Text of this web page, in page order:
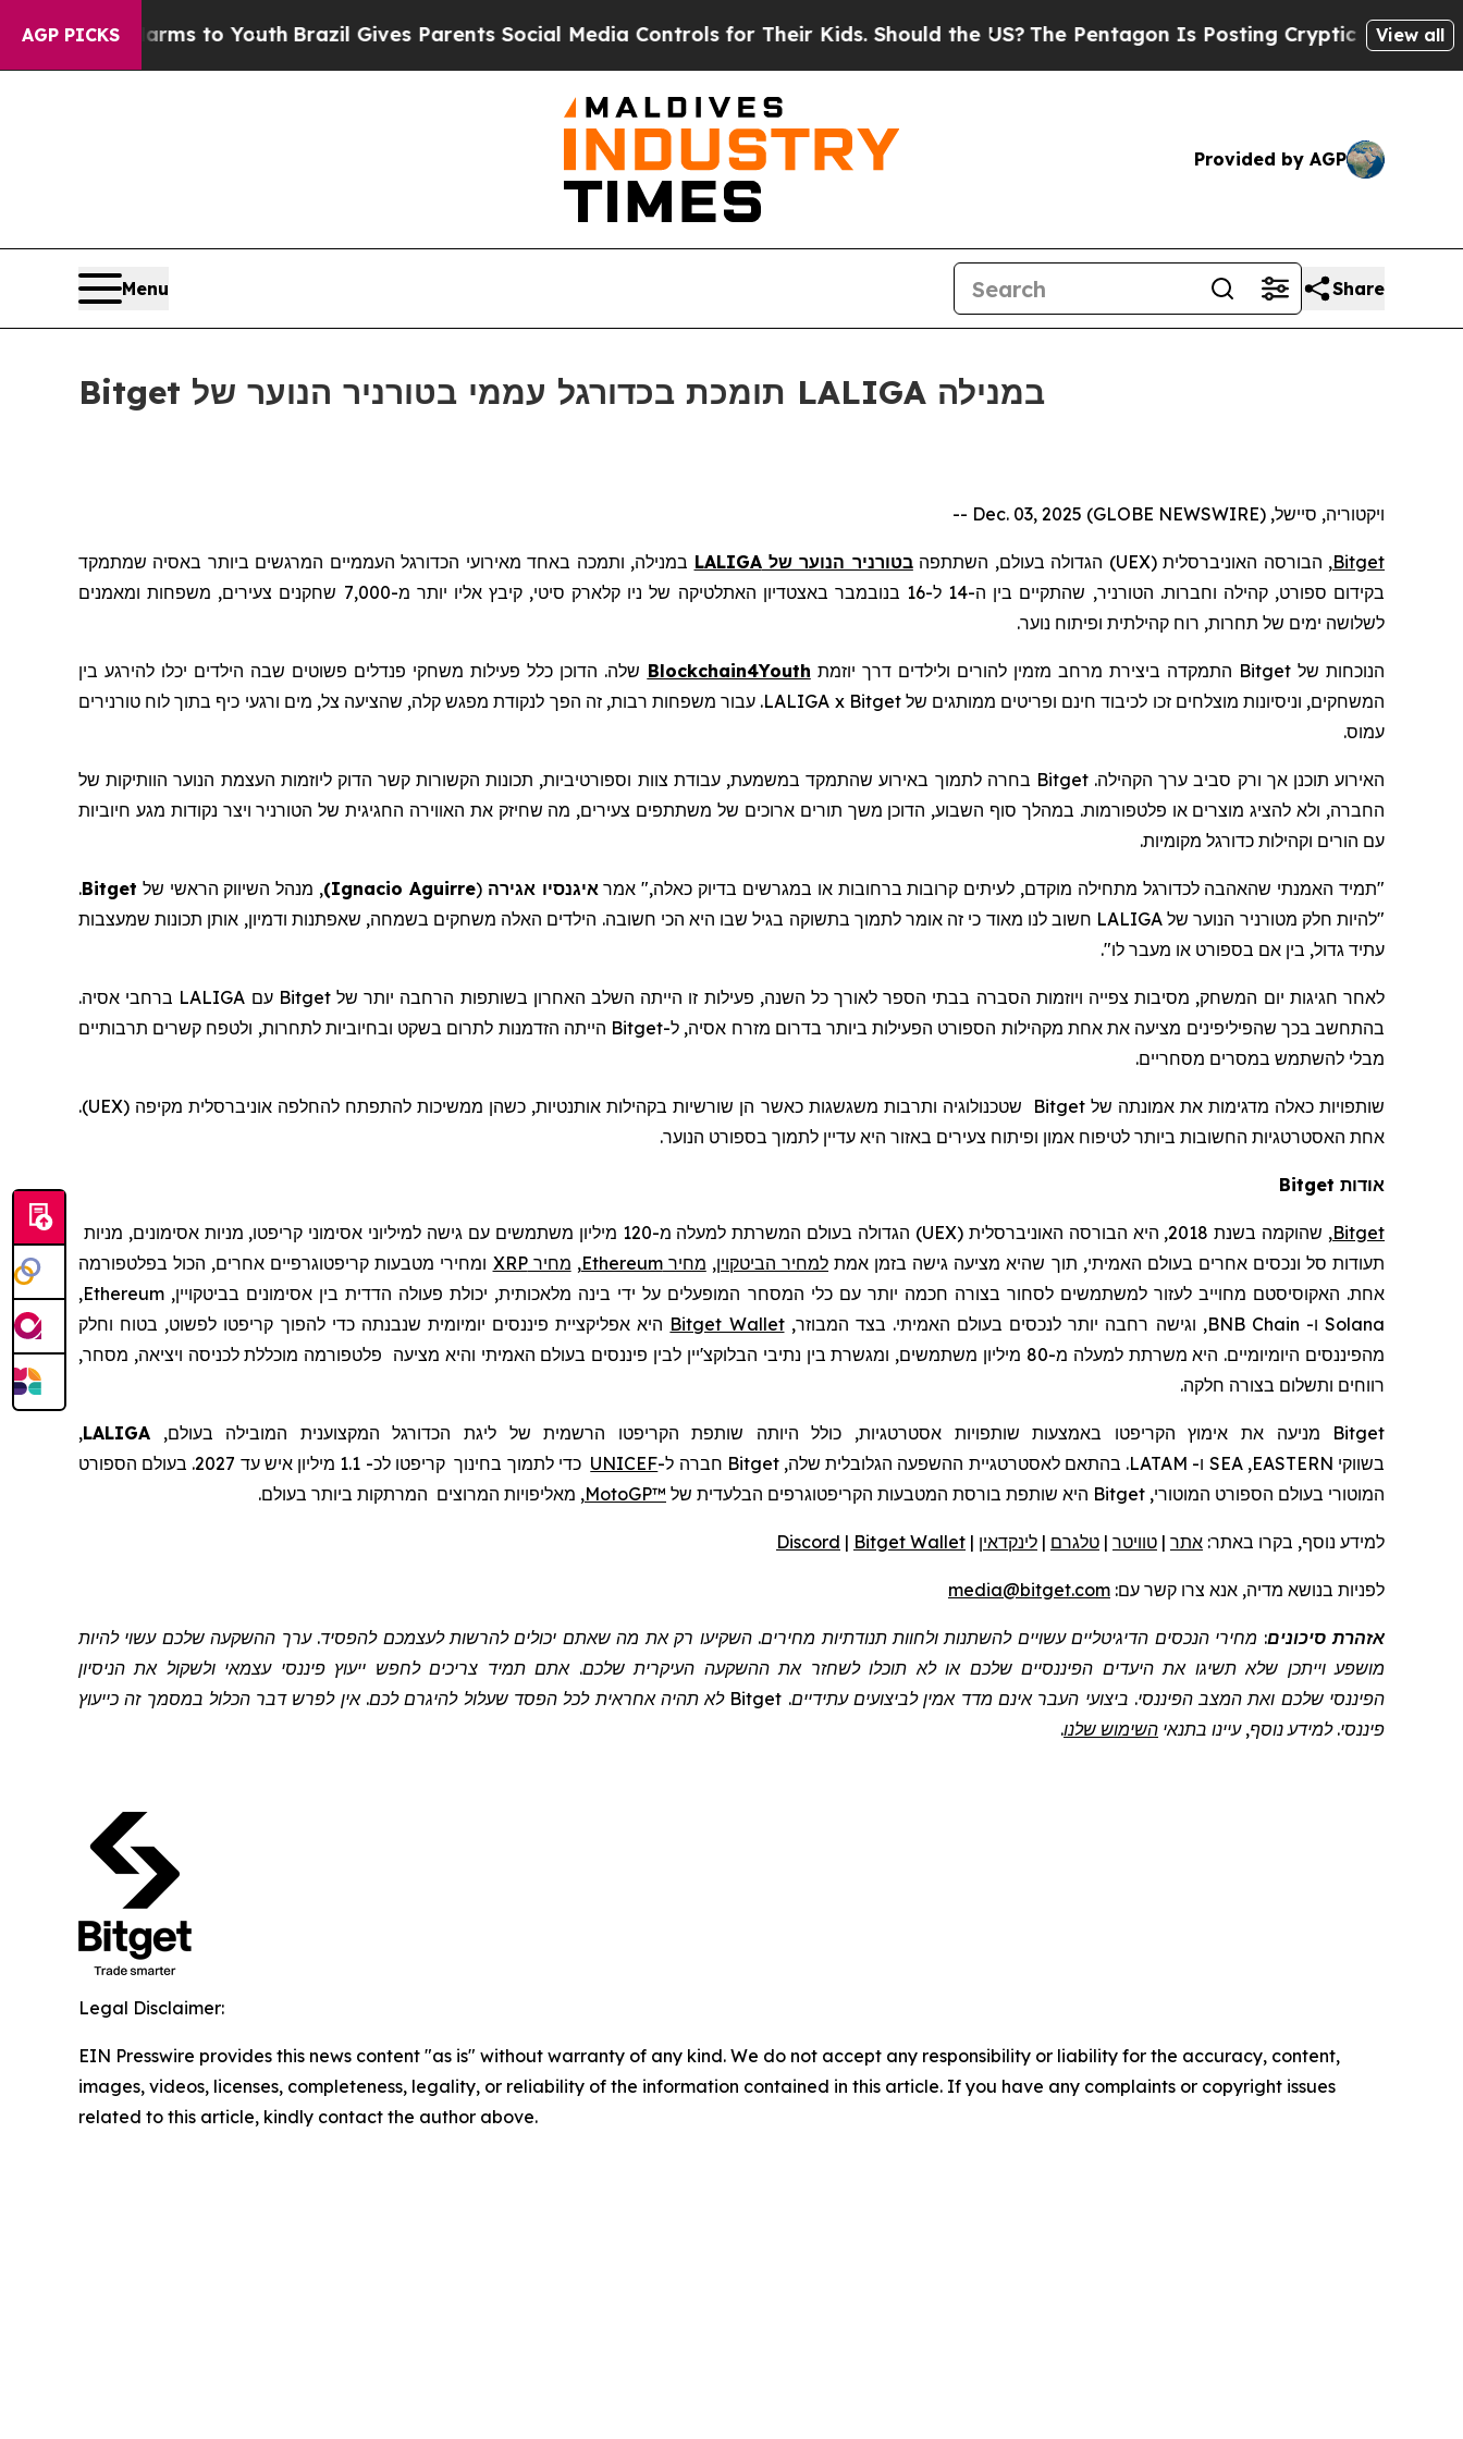
AGP PICKSHarms to YouthBrazil Gives Parents Social Media Controls for Their Kids. Should the US?The Pentagon Is Posting Cryptic Biblical View all
Provided by AGP
Menu Share
Bitget תומכת בכדורגל עממי בטורניר הנוער של LALIGA במנילה
ויקטוריה, סיישל, Dec. 03, 2025 (GLOBE NEWSWIRE) --
Bitget, הבורסה האוניברסלית (UEX) הגדולה בעולם, השתתפהבטורניר הנוער שלLALIGA במנילה, ותמכה באחד מאירועי הכדורגל העממיים המרגשים ביותר באסיה שמתמקד
בקידום ספורט, קהילה וחברות. הטורניר, שהתקיים בין ה-14 ל-16 בנובמבר באצטדיון האתלטיקה של ניו קלארק סיטי, קיבץ אליו יותר מ-7,000 שחקנים צעירים, משפחות ומאמנים
לשלושה ימים של תחרות, רוח קהילתית ופיתוח נוער.
הנוכחות שלBitget התמקדה ביצירת מרחב מזמין להורים ולילדים דרך יוזמת Blockchain4Youth שלה. הדוכן כלל פעילות משחקי פנדלים פשוטים שבה הילדים יכלו להירגע בין
המשחקים, וניסיונות מוצלחים זכו לכיבוד חינם ופריטים ממותגים של LALIGA x Bitget. עבור משפחות רבות, זה הפך לנקודת מפגש קלה, שהציעה צל, מים ורגעי כיף בתוך לוח טורנירים
עמוס.
האירוע תוכנן אך ורק סביב ערך הקהילה. Bitget בחרה לתמוך באירוע שהתמקד במשמעת, עבודת צוות וספורטיביות, תכונות הקשורות קשר הדוק ליוזמות העצמת הנוער הוותיקות של
החברה, ולא להציג מוצרים או פלטפורמות. במהלך סוף השבוע, הדוכן משך תורים ארוכים של משתתפים צעירים, מה שחיזק את האווירה החגיגית של הטורניר ויצר נקודות מגע חיוביות
עם הורים וקהילות כדורגל מקומיות.
"תמיד האמנתי שהאהבה לכדורגל מתחילה מוקדם, לעיתים קרובות ברחובות או במגרשים בדיוק כאלה," אמראיגנסיו אגירה (
Ignacio Aguirre
)
, מנהלהשיווק הראשי של Bitget
.
"להיות חלק מטורניר הנוער של LALIGA חשוב לנו מאוד כי זה
אומרלתמוך בתשוקה בגיל שבו היא הכי חשובה. הילדים האלה משחקים בשמחה, שאפתנות ודמיון, אותן תכונות שמעצבות
עתיד גדול, בין אם בספורט או מעבר לו".
לאחר חגיגות יום המשחק, מסיבות צפייה ויוזמות הסברה בבתי הספר לאורך כל השנה, פעילות זו הייתה השלב האחרון בשותפות הרחבה יותר שלBitget עם LALIGA ברחבי אסיה.
בהתחשב בכך שהפיליפינים מציעה את אחת מקהילות הספורט הפעילות ביותר בדרום מזרח אסיה, ל-Bitget הייתה הזדמנות לתרום בשקט ובחיוביות לתחרות, ולטפח קשרים תרבותיים
מבלי להשתמש במסרים מסחריים.
שותפויות כאלה מדגימות את אמונתה שלBitget
שטכנולוגיה ותרבות משגשגות כאשר הן שורשיות בקהילות אותנטיות, כשהן ממשיכות להתפתח להחלפה אוניברסלית מקיפה (UEX).
אחת האסטרטגיות החשובות ביותר לטיפוח אמון ופיתוח צעירים באזור היא עדיין לתמוך בספורט הנוער.
אודות Bitget
Bitget
, שהוקמה בשנת 2018, היא הבורסה האוניברסלית ( UEX
) הגדולה בעולם המשרתת למעלה מ-120
מיליון משתמשים עם גישה למיליוני אסימוני קריפטו, מניות אסימונים, מניות
תעודות סל ונכסים אחרים בעולם האמיתי, תוך שהיא מציעה גישה בזמן אמת למחיר הביטקוין, מחיר Ethereum , מחיר XRP
ומחירי מטבעות קריפטוגרפיים אחרים, הכול בפלטפורמה
אחת. האקוסיסטם מחוייב לעזור למשתמשים לסחור בצורה חכמה יותר עם כלי המסחר המופעלים על ידי בינה מלאכותית, יכולת פעולה הדדית בין אסימונים בביטקויין, Ethereum
,
Solana ו- BNB Chain, וגישה רחבה יותר לנכסים בעולם האמיתי. בצד המבוזר,Bitget Wallet היא אפליקציית פיננסים יומיומית שנבנתה כדי להפוך קריפטו לפשוט, בטוח וחלק
מהפיננסים היומיומיים. היא משרתת למעלה מ-80 מיליון משתמשים, ומגשרת בין נתיבי הבלוקצ'יין לבין פיננסים בעולם האמיתי והיא מציעה פלטפורמה מוכללת לכניסה ויציאה, מסחר,
רווחים ותשלום בצורה חלקה.
Bitget מניעה את אימוץ הקריפטו באמצעות שותפויות אסטרטגיות, כולל היותה שותפת הקריפטו הרשמית של ליגת הכדורגל המקצוענית המובילה בעולם, LALIGA
,
בשווקי EASTERN
,
SEA ו- LATAM
. בהתאם לאסטרטגיית ההשפעה הגלובלית שלה, Bitget חברה ל-UNICEF כדי לתמוך בחינוך קריפטו לכ- 1.1 מיליון איש עד 2027.
בעולם הספורט
המוטורי בעולם הספורט המוטורי, Bitget היא שותפת בורסת המטבעות הקריפטוגרפים הבלעדית של MotoGP™
, מאליפויות המרוצים המרתקות ביותר בעולם.
למידע נוסף, בקרו באתר: אתר | טוויטר | טלגרם | לינקדאין |
Discord | Bitget Wallet
לפניות בנושא מדיה, אנא צרו קשר עם: media@bitget.com
אזהרת סיכונים: מחירי הנכסים הדיגיטליים עשויים להשתנות ולחוות תנודתיות מחירים. השקיעו רק את מה שאתם יכולים להרשות לעצמכם להפסיד. ערך ההשקעה שלכם עשוי להיות
מושפע וייתכן שלא תשיגו את היעדים הפיננסיים שלכם או לא תוכלו לשחזר את ההשקעה העיקרית שלכם. אתם תמיד צריכים לחפש ייעוץ פיננסי עצמאי ולשקול את הניסיון
הפיננסי שלכם ואת המצב הפיננסי. ביצועי העבר אינם מדד אמין לביצועים עתידיים. Bitget לא תהיה אחראית לכל הפסד שעלול להיגרם לכם. אין לפרש דבר הכלול במסמך זה כייעוץ
פיננסי. למידע נוסף, עיינו בתנאי השימוש שלנו.
Legal Disclaimer:
EIN Presswire provides this news content "as is" without warranty of any kind. We do not accept any responsibility or liability for the accuracy, content,
images, videos, licenses, completeness, legality, or reliability of the information contained in this article. If you have any complaints or copyright issues
related to this article, kindly contact the author above.